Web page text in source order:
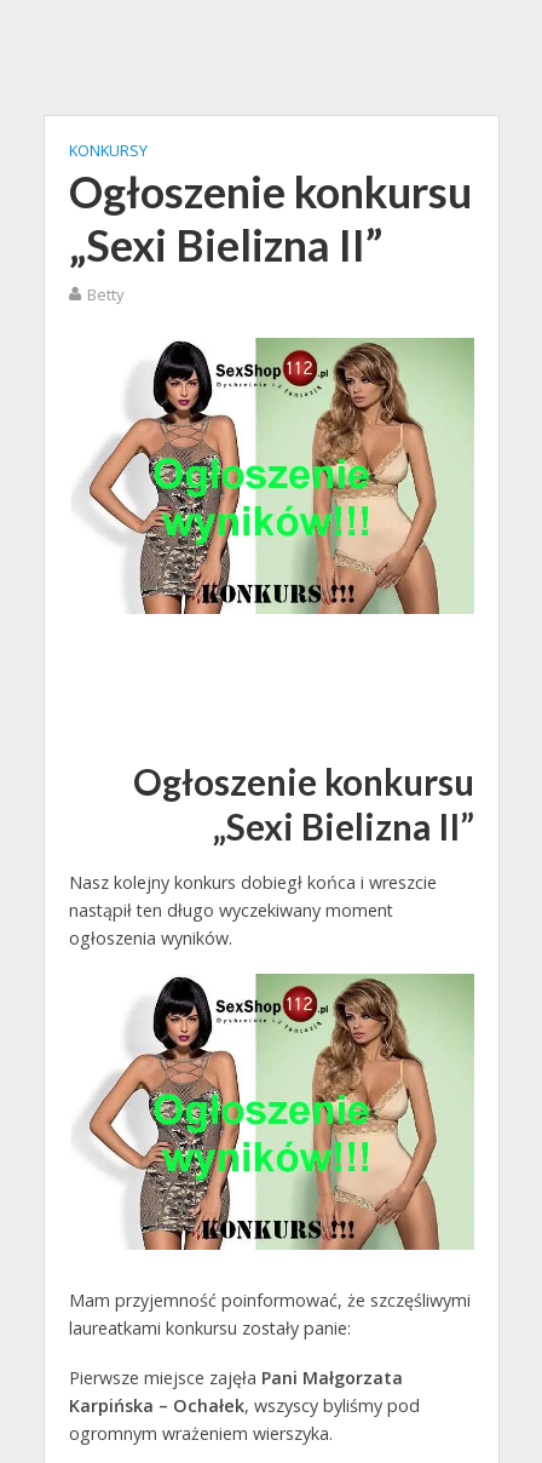
KONKURSY
Ogłoszenie konkursu
„Sexi Bielizna II”
Betty
Ogłoszenie konkursu
„Sexi Bielizna II”
Nasz kolejny konkurs dobiegł końca i wreszcie
nastąpił ten długo wyczekiwany moment
ogłoszenia wyników.
Mam przyjemność poinformować, że szczęśliwymi
laureatkami konkursu zostały panie:
Pierwsze miejsce zajęła Pani Małgorzata
Karpińska – Ochałek, wszyscy byliśmy pod
ogromnym wrażeniem wierszyka.